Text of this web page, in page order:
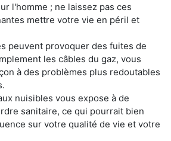
l'homme ; ne laissez pas ces
mettre votre vie en péril et
peuvent provoquer des fuites de
les câbles du gaz, vous
à des problèmes plus redoutables
nuisibles vous expose à de
sanitaire, ce qui pourrait bien
sur votre qualité de vie et votre